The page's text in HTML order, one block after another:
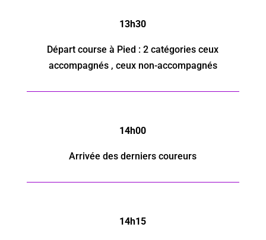
13h30
Départ course à Pied : 2 catégories ceux
accompagnés , ceux non-accompagnés
14h00
Arrivée des derniers coureurs
14h15